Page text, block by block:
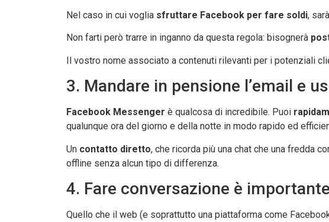
Nel caso in cui voglia sfruttare Facebook per fare soldi,
Non farti però trarre in inganno da questa regola: bisognerà
Il vostro nome associato a contenuti rilevanti per i potenziali
3. Mandare in pensione l’email e
Facebook Messenger è qualcosa di incredibile. Puoi
qualunque ora del giorno e della notte in modo rapido ed
Un contatto diretto, che ricorda più una chat che una fredda
offline senza alcun tipo di differenza.
4. Fare conversazione è importante
Quello che il web (e soprattutto una piattaforma come